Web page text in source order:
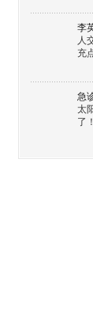
李
人
充
急
太
了！